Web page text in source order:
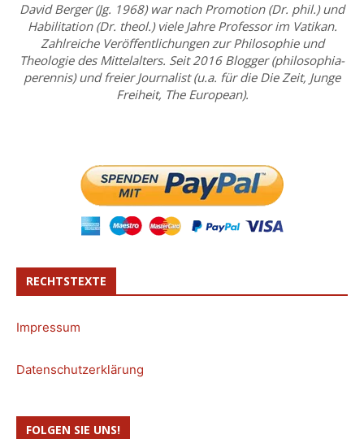
David Berger (Jg. 1968) war nach Promotion (Dr. phil.) und
Habilitation (Dr. theol.) viele Jahre Professor im Vatikan.
Zahlreiche Veröffentlichungen zur Philosophie und
Theologie des Mittelalters. Seit 2016 Blogger (philosophia-
perennis) und freier Journalist (u.a. für die Die Zeit, Junge
Freiheit, The European).
RECHTSTEXTE
Impressum
Datenschutzerklärung
FOLGEN SIE UNS!